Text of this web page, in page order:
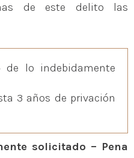
de este delito las
de lo indebidamente
3 años de privación
solicitado – Pena